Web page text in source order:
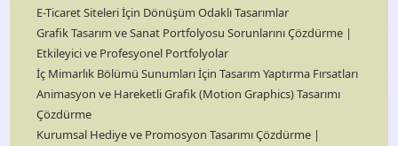
E-Ticaret Siteleri İçin Dönüşüm Odaklı Tasarımlar
Grafik Tasarım ve Sanat Portfolyosu Sorunlarını Çözdürme |
Etkileyici ve Profesyonel Portfolyolar
İç Mimarlık Bölümü Sunumları İçin Tasarım Yaptırma Fırsatları
Animasyon ve Hareketli Grafik (Motion Graphics) Tasarımı
Çözdürme
Kurumsal Hediye ve Promosyon Tasarımı Çözdürme |